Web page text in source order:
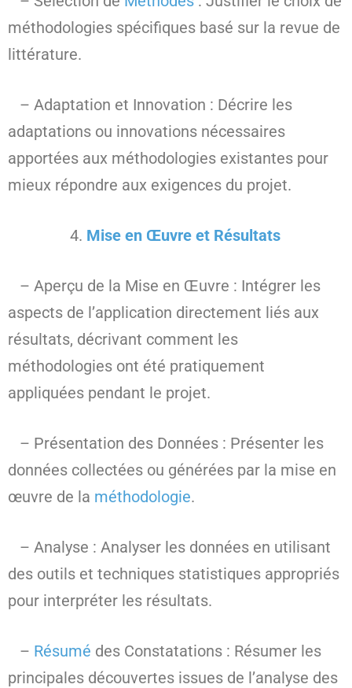
méthodologies spécifiques basé sur la revue de
littérature.
– Adaptation et Innovation : Décrire les
adaptations ou innovations nécessaires
apportées aux méthodologies existantes pour
mieux répondre aux exigences du projet.
Mise en Œuvre et Résultats
– Aperçu de la Mise en Œuvre : Intégrer les
aspects de l’application directement liés aux
résultats, décrivant comment les
méthodologies ont été pratiquement
appliquées pendant le projet.
– Présentation des Données : Présenter les
données collectées ou générées par la mise en
œuvre de la méthodologie.
– Analyse : Analyser les données en utilisant
des outils et techniques statistiques appropriés
pour interpréter les résultats.
– Résumé des Constatations : Résumer les
principales découvertes issues de l’analyse des